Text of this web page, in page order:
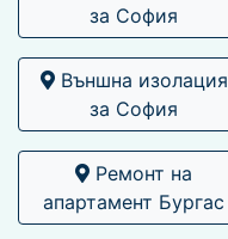
за София
Външна изолация
за София
Ремонт на
апартамент Бургас